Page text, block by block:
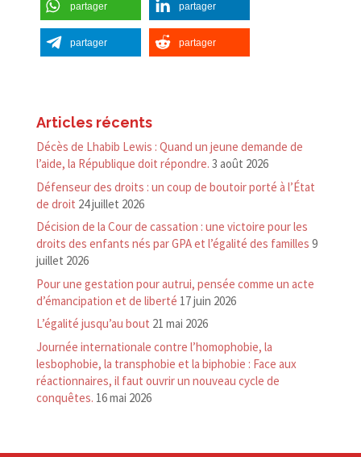
partager partager
partager partager
Articles récents
Décès de Lhabib Lewis : Quand un jeune demande de
l’aide, la République doit répondre. 3 août 2026
Défenseur des droits : un coup de boutoir porté à l’État
de droit 24 juillet 2026
Décision de la Cour de cassation : une victoire pour les
droits des enfants nés par GPA et l’égalité des familles 9
juillet 2026
Pour une gestation pour autrui, pensée comme un acte
d’émancipation et de liberté 17 juin 2026
L’égalité jusqu’au bout 21 mai 2026
Journée internationale contre l’homophobie, la
lesbophobie, la transphobie et la biphobie : Face aux
réactionnaires, il faut ouvrir un nouveau cycle de
conquêtes. 16 mai 2026